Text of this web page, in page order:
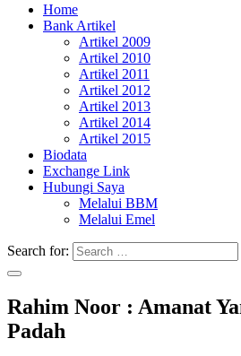
Jamal Rafaie |
Pemikiran
"Memimpin Pemikiran"
Home
Bank Artikel
Artikel 2009
Artikel 2010
Artikel 2011
Artikel 2012
Artikel 2013
Artikel 2014
Artikel 2015
Biodata
Exchange Link
Hubungi Saya
Melalui BBM
Melalui Emel
Search for:
Rahim Noor : Amanat
Padah